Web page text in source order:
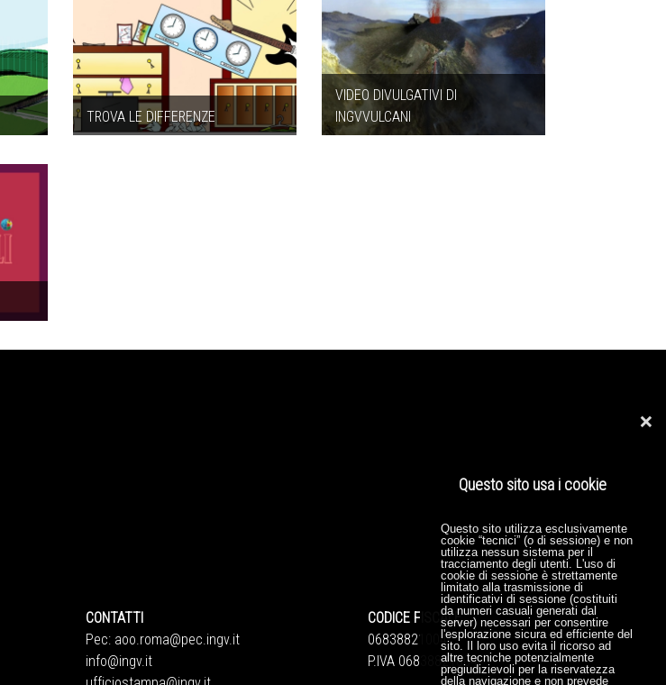
Questo sito usa i cookie
Questo sito utilizza esclusivamente
cookie “tecnici” (o di sessione) e non
utilizza nessun sistema per il
tracciamento degli utenti. L'uso di
cookie di sessione è strettamente
limitato alla trasmissione di
identificativi di sessione (costituiti
da numeri casuali generati dal
server) necessari per consentire
l'esplorazione sicura ed efficiente del
sito. Il loro uso evita il ricorso ad
altre tecniche potenzialmente
pregiudizievoli per la riservatezza
della navigazione e non prevede
❌
TROVA LE DIFFERENZE
VIDEO DIVULGATIVI DI
INGVVULCANI
CONTATTI
Pec: aoo.roma@pec.ingv.it
info@ingv.it
CODICE FISCALE
06838821004
P.IVA 06838821004